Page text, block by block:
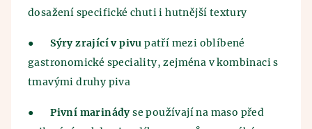
dosažení specifické chuti i hutnější textury
● Sýry zrající v pivu patří mezi oblíbené
gastronomické speciality, zejména v kombinaci s
tmavými druhy piva
● Pivní marinádyse používají na maso před